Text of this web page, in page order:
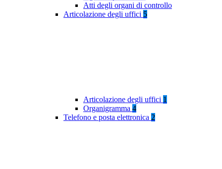
Atti degli organi di controllo
Articolazione degli uffici 5
Articolazione degli uffici 1
Organigramma 4
Telefono e posta elettronica 2